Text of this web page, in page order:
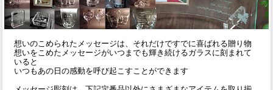
想いのこめられたメッセージは、それだけですでに喜ばれる贈り物
想いをこめたメッセージがいつまでも輝き続けるガラスに刻まれて
いると
いつもあの日の感動を呼び起こすことができます